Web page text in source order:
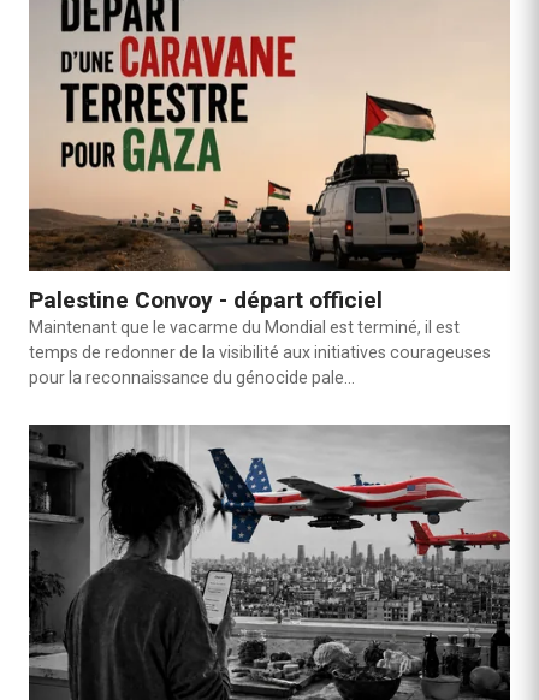
Palestine Convoy - départ officiel
Maintenant que le vacarme du Mondial est terminé, il est
temps de redonner de la visibilité aux initiatives courageuses
pour la reconnaissance du génocide pale…